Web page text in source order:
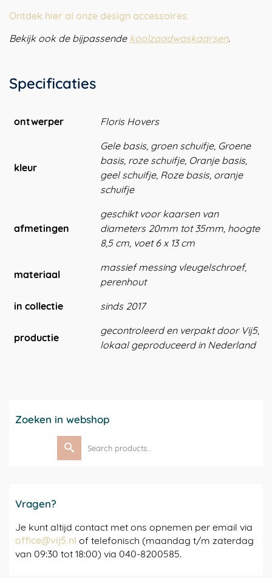
Ontdek hier al onze design accessoires.
Bekijk ook de bijpassende koolzaadwaskaarsen.
Specificaties
ontwerper Floris Hovers
kleur
Gele basis, groen schuifje, Groene
basis, roze schuifje, Oranje basis,
geel schuifje, Roze basis, oranje
schuifje
afmetingen
geschikt voor kaarsen van
diameters 20mm tot 35mm, hoogte
8,5 cm, voet 6 x 13 cm
materiaal
massief messing vleugelschroef,
perenhout
in collectie
sinds 2017
productie
gecontroleerd en verpakt door Vij5,
lokaal geproduceerd in Nederland
Zoeken in webshop
Search
for:
Vragen?
Je kunt altijd contact met ons opnemen per email via
office@vij5.nl of telefonisch (maandag t/m zaterdag
van 09:30 tot 18:00) via 040-8200585.